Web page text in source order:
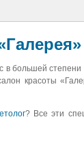
в большей степени
красоты
? Все эти